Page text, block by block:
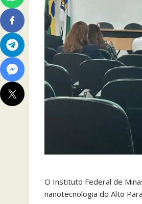
O Instituto Federal de
nanotecnologia do Alto